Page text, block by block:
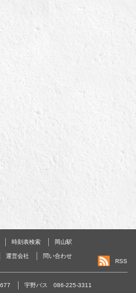
時刻表検索 岡山駅
運営会社
問い合わせ
RSS
宇野バス 086-225-3311